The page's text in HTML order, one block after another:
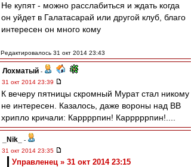
Не купят - можно расслабиться и ждать когда
он уйдет в Галатасарай или другой клуб, благо
интересен он много кому
Редактировалось 31 окт 2014 23:43
Лохматый -
31 окт 2014 23:39
К вечеру пятницы скромный Мурат стал никому
не интересен. Казалось, даже вороны над ВВ
хрипло кричали: Каррррпин! Карррррпин!....
_Nik_
-
31 окт 2014 23:35
Управленец » 31 окт 2014 23:15